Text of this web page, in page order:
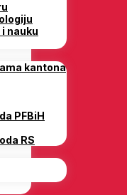
nauku
kantona
PFBiH
RS